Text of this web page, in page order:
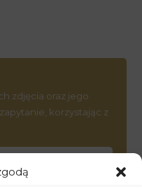
zdjęcia oraz jego
korzystając z